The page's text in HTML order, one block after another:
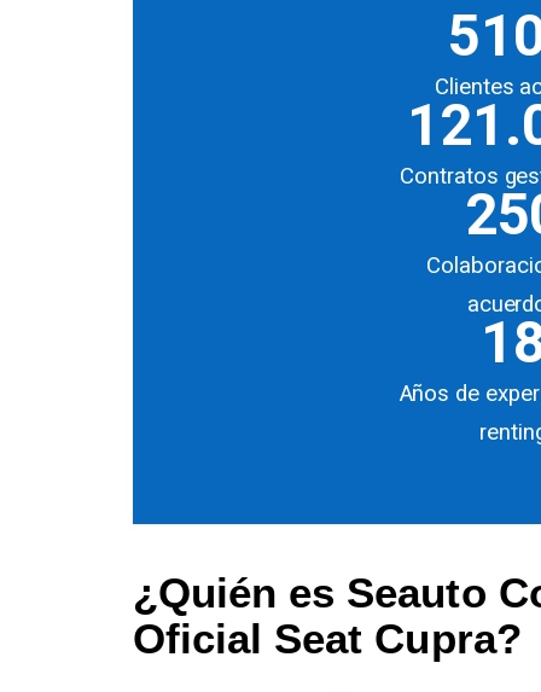
Clientes
Contratos
Años de
¿Quién es Seauto
Oficial Seat Cupra?